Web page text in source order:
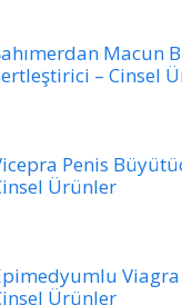
Macun
– Cinsel
Penis
Ürünler
Ürünler